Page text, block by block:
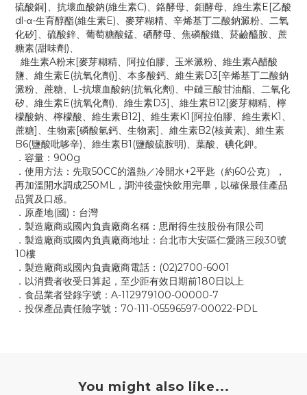
硫酸銅]、抗壞血酸鈉(維生素C)、鉻酵母、鉬酵母、維生素E[乙酸
dl-α-生育醇酯(維生素E)、麥芽糊精、辛烯基丁二酸鈉澱粉、二氧
化矽]、硫酸鋅、葡萄糖酸錳、硒酵母、焦磷酸鐵、菸鹼醯胺、蔗
糖素(甜味劑)、
維生素A粉末[麥芽糊精、阿拉伯膠、玉米澱粉、維生素A醋酸
鹽、維生素E(抗氧化劑)]、本多酸鈣、維生素D3[辛烯基丁二酸鈉
澱粉、蔗糖、L-抗壞血酸鈉(抗氧化劑)、中鏈三酸甘油酯、二氧化
矽、維生素E(抗氧化劑)、維生素D3]、維生素B12[麥芽糊精、檸
檬酸鈉、檸檬酸、維生素B12]、維生素K1[阿拉伯膠、維生素K1、
蔗糖]、生物素[磷酸氫鈣、生物素]、維生素B2(核黃素)、維生素
B6(鹽酸吡哆辛)、維生素B1(鹽酸硫胺明)、葉酸、碘化鉀。
．容量：900g
．使用方法：先取50CC的溫熱／冷開水+2平匙（約60公克），
再加溫開水調成250ML，調沖後盡快飲用完畢，以確保最佳產品
品質及口感。
．原產地(國)：台灣
．製造廠商或國內負責廠商名稱：思耐得生技股份有限公司
．製造廠商或國內負責廠商地址：台北市大安區仁愛路三段30號
10樓
．製造廠商或國內負責廠商電話：(02)2700-6001
．以消費者收受日算起，至少距有效日期前180日以上
．食品業者登錄字號：A-112979100-00000-7
．投保產品責任險字號：70-111-05596597-00022-PDL
You might also like...